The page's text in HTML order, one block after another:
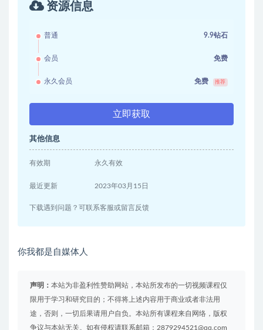
资源信息
普通 9.9钻石
会员 免费
永久会员 免费 推荐
立即获取
其他信息
有效期 永久有效
最近更新 2023年03月15日
下载遇到问题？可联系客服或留言反馈
你我都是自媒体人
声明： 本站为非盈利性赞助网站，本站所发布的一切视频课程仅
限用于学习和研究目的；不得将上述内容用于商业或者非法用
途，否则，一切后果请用户自负。本站所有课程来自网络，版权
争议与本站无关。如有侵权请联系邮箱：2879294521@qq.com